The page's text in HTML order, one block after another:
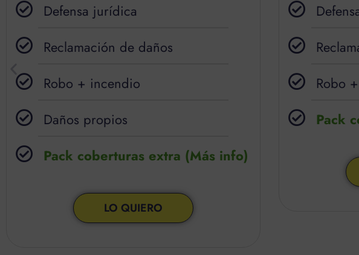
Defensa jurídica
Reclamación de daños
Robo + incendio
Daños propios
Pack coberturas extra (Más info)
LO QUIERO
Robo
Pack